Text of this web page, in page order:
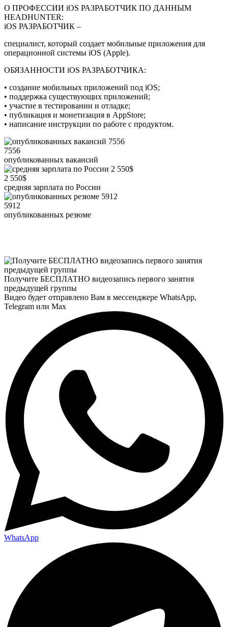
О ПРОФЕССИИ iOS РАЗРАБОТЧИК ПО ДАННЫМ
HEADHUNTER:
iOS РАЗРАБОТЧИК –
специалист, который создает мобильные приложения для
операционной системы iOS (Apple).
ОБЯЗАННОСТИ iOS РАЗРАБОТЧИКА:
• создание мобильных приложений под iOS;
• поддержка существующих приложений;
• участие в тестировании и отладке;
• публикация и монетизация в AppStore;
• написание инструкции по работе с продуктом.
7556
опубликованных вакансий
2 550$
средняя зарплата по России
5912
опубликованных резюме
Получите БЕСПЛАТНО видеозапись первого занятия
предыдущей группы
Видео будет отправлено Вам в мессенджере WhatsApp,
Telegram или Max
WhatsApp